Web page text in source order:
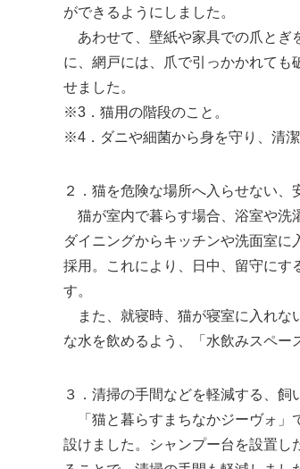
ができるようにしました。
あわせて、壁紙や家具での爪とぎ
に、網戸には、爪で引っかかれても
せました。
※3．猫用の階段のこと。
※4．ダニや細菌から身を守り、清潔
２．猫を危険な場所へ入らせない、
猫が室内で暮らす場合、浴室や洗
ダイニングからキッチンや洗面室
採用。これにより、日中、留守にす
す。
また、就寝時、猫が寝室に入れな
な水を飲めるよう、「水飲みスペー
３．清掃の手間などを軽減する、飼
「猫と暮らすまちなかジーヴォ」
設けました。シャンプー台を設置し